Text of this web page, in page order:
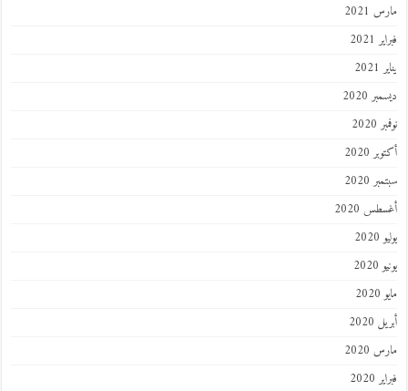
مارس 2021
فبراير 2021
يناير 2021
ديسمبر 2020
نوفمبر 2020
أكتوبر 2020
سبتمبر 2020
أغسطس 2020
يوليو 2020
يونيو 2020
مايو 2020
أبريل 2020
مارس 2020
فبراير 2020